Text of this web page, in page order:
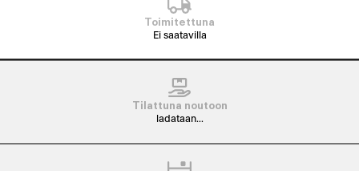
Toimitettuna
Ei saatavilla
Tilattuna noutoon
ladataan...